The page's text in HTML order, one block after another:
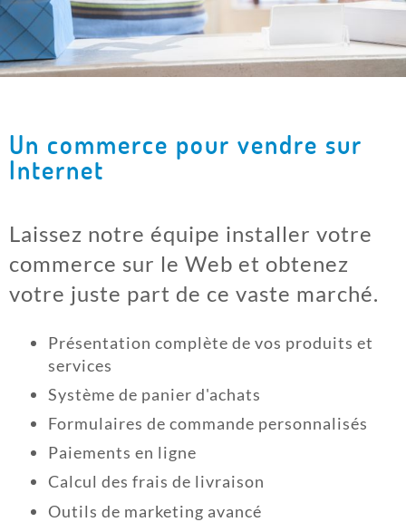
Un commerce pour vendre sur
Internet
Laissez notre équipe installer votre
commerce sur le Web et obtenez
votre juste part de ce vaste marché.
Présentation complète de vos produits et
services
Système de panier d'achats
Formulaires de commande personnalisés
Paiements en ligne
Calcul des frais de livraison
Outils de marketing avancé